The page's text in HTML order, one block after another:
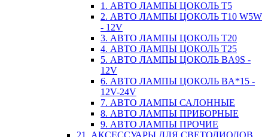
1. АВТО ЛАМПЫ ЦОКОЛЬ T5
2. АВТО ЛАМПЫ ЦОКОЛЬ T10 W5W
- 12V
3. АВТО ЛАМПЫ ЦОКОЛЬ T20
4. АВТО ЛАМПЫ ЦОКОЛЬ T25
5. АВТО ЛАМПЫ ЦОКОЛЬ BA9S -
12V
6. АВТО ЛАМПЫ ЦОКОЛЬ BA*15 -
12V-24V
7. АВТО ЛАМПЫ САЛОННЫЕ
8. АВТО ЛАМПЫ ПРИБОРНЫЕ
9. АВТО ЛАМПЫ ПРОЧИЕ
21. АКСЕССУАРЫ ДЛЯ СВЕТОДИОДОВ